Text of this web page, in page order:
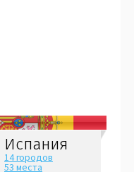
Испания
14 городов
53 места